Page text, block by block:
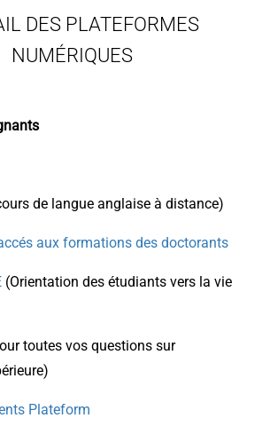
DES PLATEFORMES
NUMÉRIQUES
de langue anglaise à distance)
aux formations des doctorants
(Orientation des étudiants vers la vie
toutes vos questions sur
Plateform